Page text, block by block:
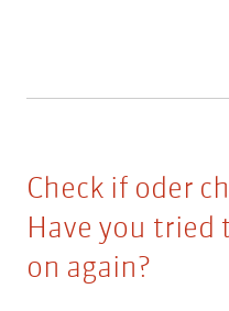
Check if oder
Have you
on again?